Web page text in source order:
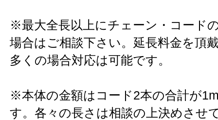
※最大全長以上にチェーン・コード
場合はご相談下さい。延長料金を頂
多くの場合対応は可能です。
※本体の金額はコード2本の合計が
す。各々の長さは相談の上決めさせ